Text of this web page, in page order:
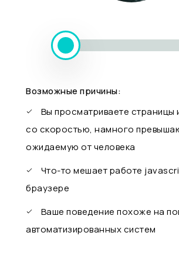
Возможные причины:
Вы просматриваете страницы
со скоростью, намного
ожидаемую от человека
Что-то мешает работе
браузере
Ваше поведение похоже на
автоматизированных систем